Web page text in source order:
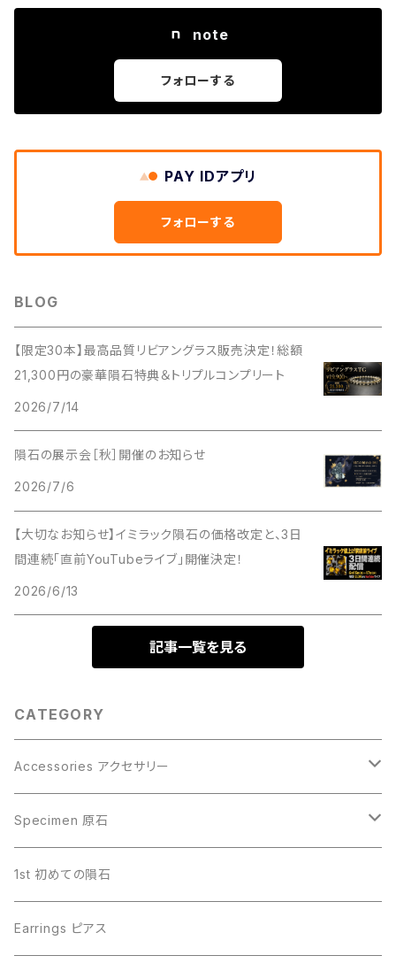
note
フォローする
PAY IDアプリ
フォローする
BLOG
【限定30本】最高品質リビアングラス販売決定！総額
21,300円の豪華隕石特典＆トリプルコンプリート
2026/7/14
隕石の展示会［秋］開催のお知らせ
2026/7/6
【大切なお知らせ】イミラック隕石の価格改定と、3日
間連続「直前YouTubeライブ」開催決定！
2026/6/13
記事一覧を見る
CATEGORY
Accessories アクセサリー
Gibeon ギベオン
Aletai アルタイ
Campo del Cielo カンポデルシエロ
Specimen 原石
Gibeon ギベオン
Campo del Cielo カンポデルシエロ
1st 初めての隕石
Earrings ピアス